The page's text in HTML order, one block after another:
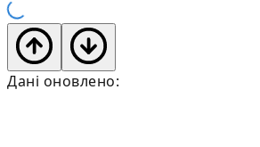
Дані оновлено: